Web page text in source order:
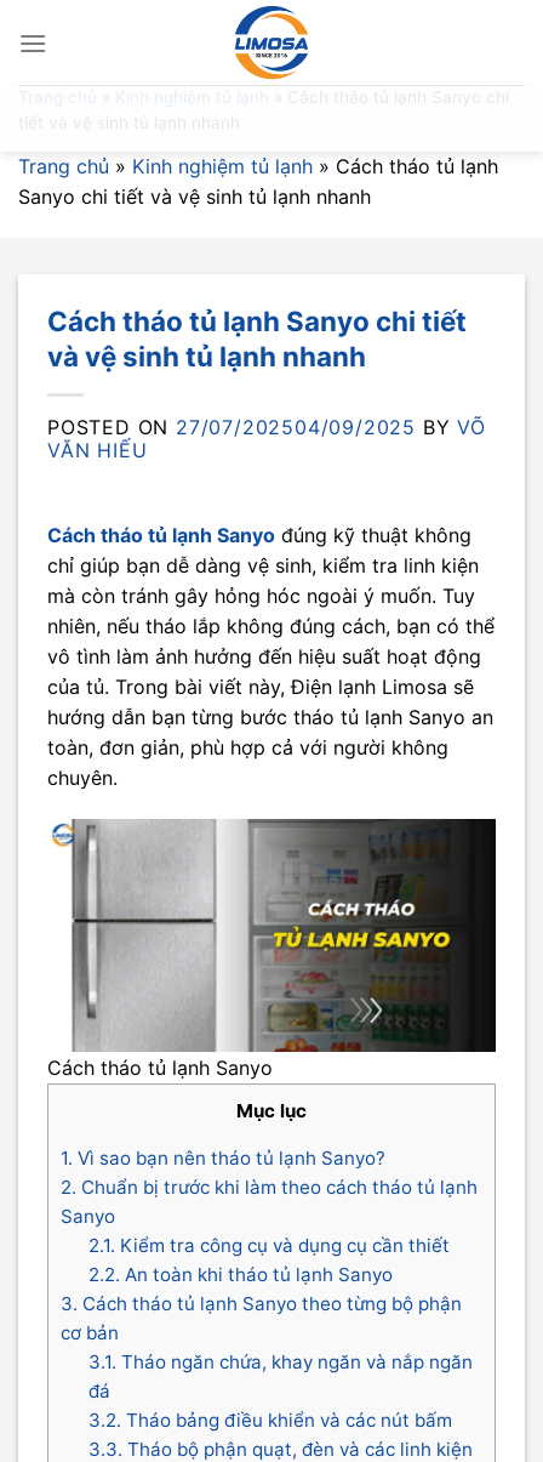
Cách tháo tủ lạnh Sanyo chi
tiết và vệ sinh tủ lạnh nhanh
Trang chủ » Kinh nghiệm tủ lạnh » Cách tháo tủ lạnh
Sanyo chi tiết và vệ sinh tủ lạnh nhanh
Cách tháo tủ lạnh Sanyo chi tiết
và vệ sinh tủ lạnh nhanh
POSTED ON 27/07/202504/09/2025 BYVÕ
VĂN HIẾU
Cách tháo tủ lạnh Sanyo đúng kỹ thuật không
chỉ giúp bạn dễ dàng vệ sinh, kiểm tra linh kiện
mà còn tránh gây hỏng hóc ngoài ý muốn. Tuy
nhiên, nếu tháo lắp không đúng cách, bạn có thể
vô tình làm ảnh hưởng đến hiệu suất hoạt động
của tủ. Trong bài viết này, Điện lạnh Limosa sẽ
hướng dẫn bạn từng bước tháo tủ lạnh Sanyo an
toàn, đơn giản, phù hợp cả với người không
chuyên.
Cách tháo tủ lạnh Sanyo
Mục lục
1. Vì sao bạn nên tháo tủ lạnh Sanyo?
2. Chuẩn bị trước khi làm theo cách tháo tủ lạnh
Sanyo
2.1. Kiểm tra công cụ và dụng cụ cần thiết
2.2. An toàn khi tháo tủ lạnh Sanyo
3. Cách tháo tủ lạnh Sanyo theo từng bộ phận
cơ bản
3.1. Tháo ngăn chứa, khay ngăn và nắp ngăn
đá
3.2. Tháo bảng điều khiển và các nút bấm
3.3. Tháo bộ phận quạt, đèn và các linh kiện